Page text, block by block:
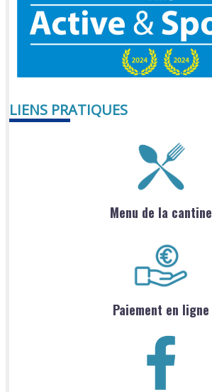
LIENS PRATIQUES
Menu de la cantine
Paiement en ligne